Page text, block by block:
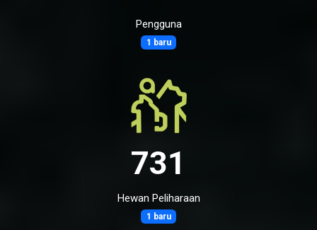
Pengguna
1 baru
731
Hewan Peliharaan
1 baru